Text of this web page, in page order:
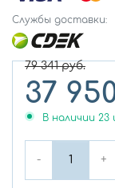
Службы доставки:
79 341руб.
37
В наличии 23
- +